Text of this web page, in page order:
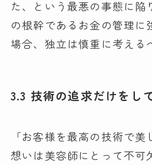
た、という最悪の事態に陥
の根幹であるお金の管理に
場合、独立は慎重に考える
3.3 技術の追求だけをし
「お客様を最高の技術で
想いは美容師にとって不可